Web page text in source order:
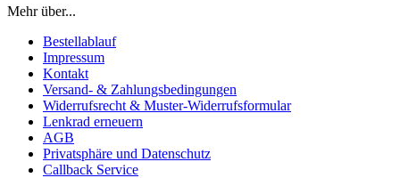
Mehr über...
Bestellablauf
Impressum
Kontakt
Versand- & Zahlungsbedingungen
Widerrufsrecht & Muster-Widerrufsformular
Lenkrad erneuern
AGB
Privatsphäre und Datenschutz
Callback Service